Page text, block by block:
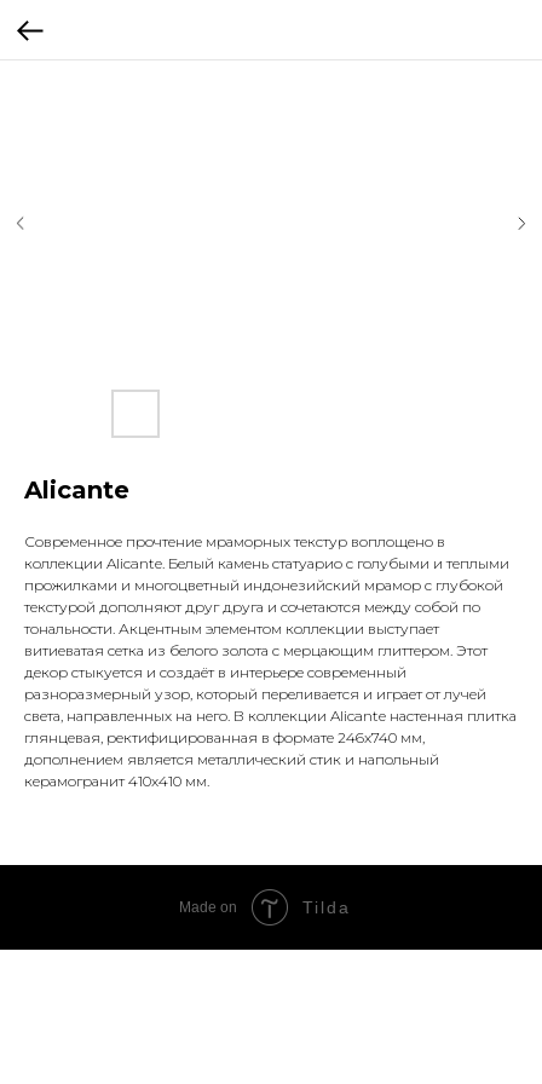
Alicante
Современное прочтение мраморных текстур воплощено в
коллекции Alicante. Белый камень статуарио с голубыми и теплыми
прожилками и многоцветный индонезийский мрамор с глубокой
текстурой дополняют друг друга и сочетаются между собой по
тональности. Акцентным элементом коллекции выступает
витиеватая сетка из белого золота с мерцающим глиттером. Этот
декор стыкуется и создаёт в интерьере современный
разноразмерный узор, который переливается и играет от лучей
света, направленных на него. В коллекции Alicante настенная плитка
глянцевая, ректифицированная в формате 246x740 мм,
дополнением является металлический стик и напольный
керамогранит 410x410 мм.
Made on Tilda